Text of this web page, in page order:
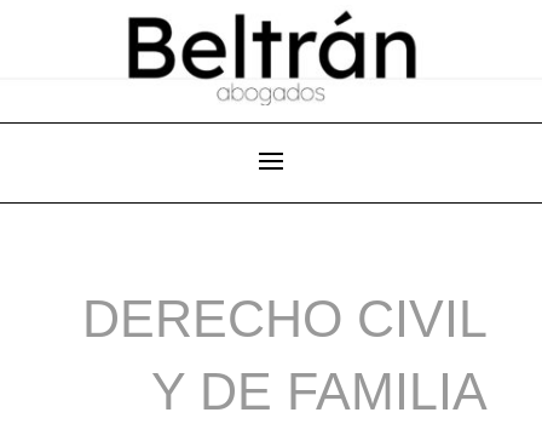
DERECHO CIVIL
Y DE FAMILIA